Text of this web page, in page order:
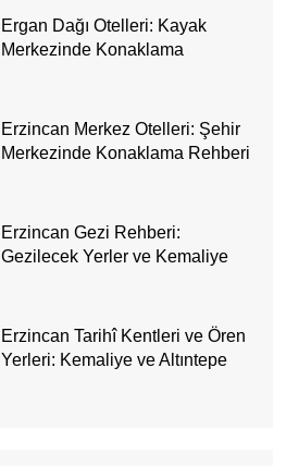
Ergan Dağı Otelleri: Kayak
Merkezinde Konaklama
Erzincan Merkez Otelleri: Şehir
Merkezinde Konaklama Rehberi
Erzincan Gezi Rehberi:
Gezilecek Yerler ve Kemaliye
Erzincan Tarihî Kentleri ve Ören
Yerleri: Kemaliye ve Altıntepe